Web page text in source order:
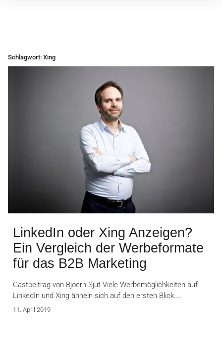
Schlagwort: Xing
LinkedIn oder Xing Anzeigen?
Ein Vergleich der Werbeformate
für das B2B Marketing
Gastbeitrag von Bjoern Sjut Viele Werbemöglichkeiten auf
LinkedIn und Xing ähneln sich auf den ersten Blick.…
11. April 2019